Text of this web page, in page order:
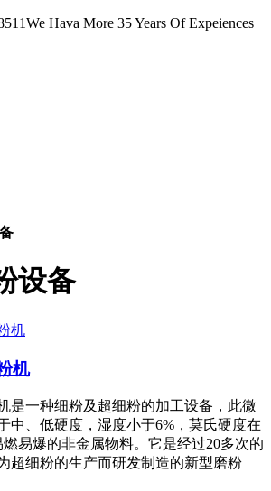
We Hava More 35 Years Of Expeiences
设备
机
是一种细粉及超细粉的加工设备，此微
中、低硬度，湿度小于6%，莫氏硬度在
易爆的非金属物料。它是经过20多次的
超细粉的生产而研发制造的新型磨粉